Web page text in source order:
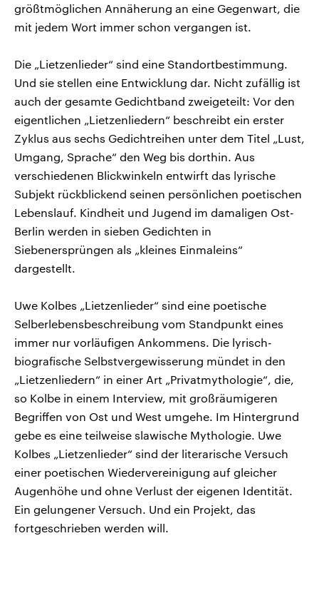
größtmöglichen Annäherung an eine Gegenwart, die
mit jedem Wort immer schon vergangen ist.
Die „Lietzenlieder“ sind eine Standortbestimmung.
Und sie stellen eine Entwicklung dar. Nicht zufällig ist
auch der gesamte Gedichtband zweigeteilt: Vor den
eigentlichen „Lietzenliedern“ beschreibt ein erster
Zyklus aus sechs Gedichtreihen unter dem Titel „Lust,
Umgang, Sprache“ den Weg bis dorthin. Aus
verschiedenen Blickwinkeln entwirft das lyrische
Subjekt rückblickend seinen persönlichen poetischen
Lebenslauf. Kindheit und Jugend im damaligen Ost-
Berlin werden in sieben Gedichten in
Siebenersprüngen als „kleines Einmaleins“
dargestellt.
Uwe Kolbes „Lietzenlieder“ sind eine poetische
Selberlebensbeschreibung vom Standpunkt eines
immer nur vorläufigen Ankommens. Die lyrisch-
biografische Selbstvergewisserung mündet in den
„Lietzenliedern“ in einer Art „Privatmythologie“, die,
so Kolbe in einem Interview, mit großräumigeren
Begriffen von Ost und West umgehe. Im Hintergrund
gebe es eine teilweise slawische Mythologie. Uwe
Kolbes „Lietzenlieder“ sind der literarische Versuch
einer poetischen Wiedervereinigung auf gleicher
Augenhöhe und ohne Verlust der eigenen Identität.
Ein gelungener Versuch. Und ein Projekt, das
fortgeschrieben werden will.